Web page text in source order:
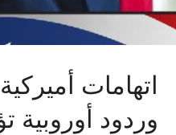
اتهامات
وردود أوروبية